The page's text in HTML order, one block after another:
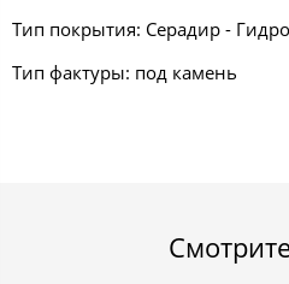
Тип покрытия: Серадир -
Тип фактуры: под камень